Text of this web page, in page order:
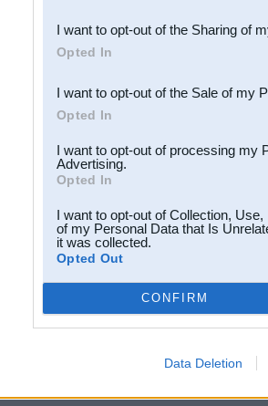
Downstream Participants
third parties.
I want to opt-out of the Sharing of
Opted In
I want to opt-out of the Sale of my
Opted In
I want to opt-out of processing my
Advertising.
Opted In
I want to opt-out of Collection,
of my Personal Data that Is
it was collected.
Opted Out
CONFIRM
Data Deletion